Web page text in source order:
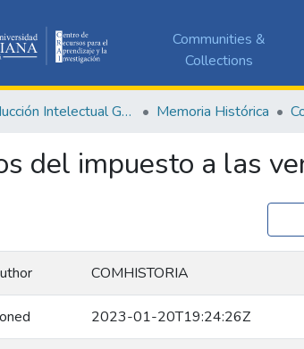
Communities &
Collections
E. Producción Intelectual General Memoria Histórica
del impuesto a las
COMHISTORIA
2023-01-20T19:24:26Z